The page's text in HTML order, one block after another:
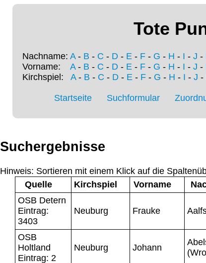
Tote
Nachname: A- B - C - D - E - F - G - H - I - J -
Vorname: A- B - C - D - E - F - G - H - I - J -
Kirchspiel: A- B - C - D- E- F- G - H - I - J -
Startseite Suchformular
Suchergebnisse
Hinweis: Sortieren mit einem Klick auf die
Quelle
Kirchspiel Vorname
OSB Detern
Eintrag:
3403
Neuburg Frauke
OSB
Holtland
Eintrag: 2
Neuburg Johann